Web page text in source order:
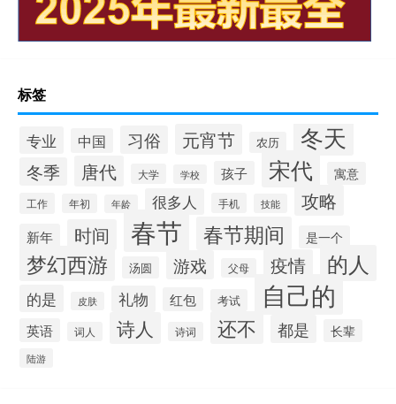
标签
专业 中国 习俗 元宵节 农历 冬天
冬季 唐代 大学 学校 孩子 宋代 寓意
工作 年初 年龄 很多人 手机 技能 攻略
新年 时间 春节 春节期间 是一个
梦幻西游 汤圆 游戏 父母 疫情 的人
的是 皮肤 礼物 红包 考试 自己的
英语 词人 诗人 诗词 还不 都是 长辈
陆游